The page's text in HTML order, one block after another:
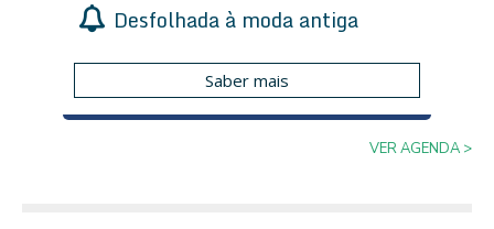
Desfolhada à moda antiga
Saber mais
VER AGENDA >